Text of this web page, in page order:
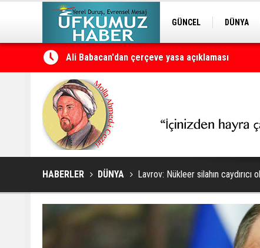
GÜNCEL DÜNYA
Ali Babacan'dan çerçeve yasa açıklaması
Petrol erzan bû
HABERLER DÜNYA Lavrov: Nükleer silahın caydırıcı